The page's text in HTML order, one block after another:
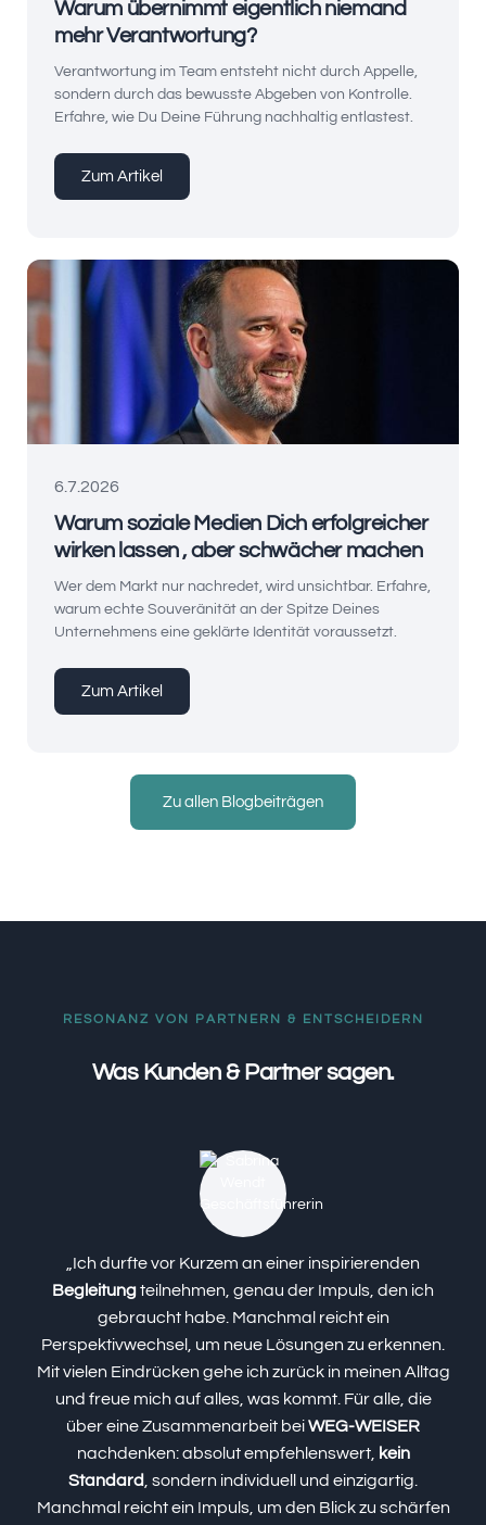
Warum übernimmt eigentlich niemand
mehr Verantwortung?
Verantwortung im Team entsteht nicht durch Appelle,
sondern durch das bewusste Abgeben von Kontrolle.
Erfahre, wie Du Deine Führung nachhaltig entlastest.
Zum Artikel
6.7.2026
Warum soziale Medien Dich erfolgreicher
wirken lassen , aber schwächer machen
Wer dem Markt nur nachredet, wird unsichtbar. Erfahre,
warum echte Souveränität an der Spitze Deines
Unternehmens eine geklärte Identität voraussetzt.
Zum Artikel
Zu allen Blogbeiträgen
RESONANZ VON PARTNERN & ENTSCHEIDERN
Was Kunden & Partner sagen.
„Ich durfte vor Kurzem an einer inspirierenden
Begleitungteilnehmen, genau der Impuls, den ich
gebraucht habe. Manchmal reicht ein
Perspektivwechsel, um neue Lösungen zu erkennen.
Mit vielen Eindrücken gehe ich zurück in meinen Alltag
und freue mich auf alles, was kommt. Für alle, die
über eine Zusammenarbeit beiWEG-WEISER
nachdenken: absolut empfehlenswert, kein
Standard , sondern individuell und einzigartig.
Manchmal reicht ein Impuls, um den Blick zu schärfen